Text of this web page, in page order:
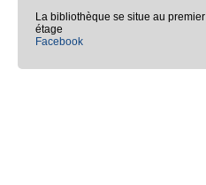
La bibliothèque se situe au premier
étage
Facebook